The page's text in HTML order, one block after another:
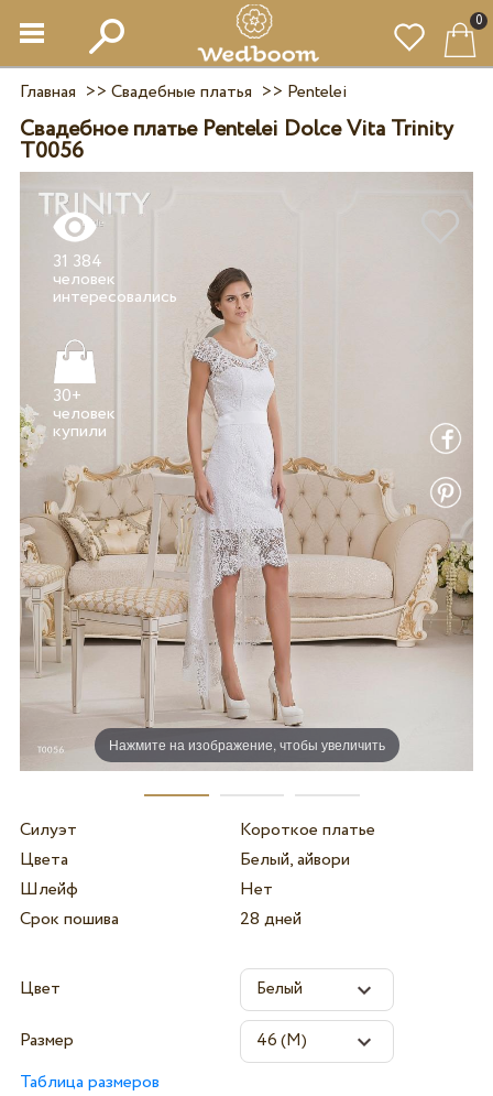
0
Главная >> Свадебные платья >> Pentelei
Свадебное платье Pentelei Dolce Vita Trinity
T0056
Нажмите на изображение, чтобы увеличить
31 384
человек
30+
человек
Силуэт
Короткое платье
Цвета
Белый, айвори
Шлейф
Нет
Срок пошива
28 дней
Цвет
Размер
Таблица размеров